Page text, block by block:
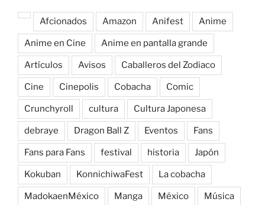
Afcionados Amazon Anifest Anime
Anime en Cine Anime en pantalla grande
Artículos Avisos Caballeros del Zodiaco
Cine Cinepolis Cobacha Comic
Crunchyroll cultura Cultura Japonesa
debraye Dragon Ball Z Eventos Fans
Fans para Fans festival historia Japón
Kokuban KonnichiwaFest La cobacha
MadokaenMéxico Manga México Música